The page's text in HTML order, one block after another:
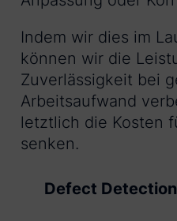
Indem wir dies im
können wir die
Zuverlässigkeit bei
Arbeitsaufwand
letztlich die Kosten
senken.
Defect Detection